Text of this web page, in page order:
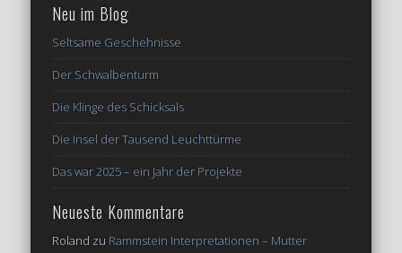
Neu im Blog
Seltsame Geschehnisse
Der Schwalbenturm
Die Klinge des Schicksals
Die Insel der Tausend Leuchttürme
Das war 2025 – ein Jahr der Projekte
Neueste Kommentare
Roland zu Rammstein Interpretationen – Mutter